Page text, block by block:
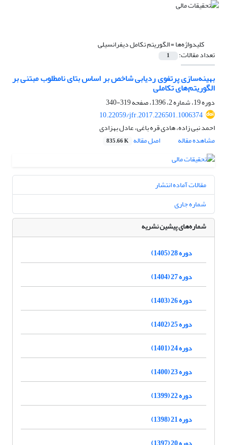
کلیدواژه‌ها =الگوریتم تکامل دیفرانسیلی
تعداد مقالات: 1
بهینه‌سازی پرتفوی ردیابی شاخص بر اساس بتای نامطلوب مبتنی بر
الگوریتم‌های تکاملی
دوره 19، شماره 2، 1396، صفحه
319-340
10.22059/jfr.2017.226501.1006374
احمد نبی زاده، هادی قره باغی، عادل بهزادی
مشاهده مقاله
اصل مقاله 835.66 K
مقالات آماده انتشار
شماره جاری
شماره‌های پیشین نشریه
دوره 28 (1405)
دوره 27 (1404)
دوره 26 (1403)
دوره 25 (1402)
دوره 24 (1401)
دوره 23 (1400)
دوره 22 (1399)
دوره 21 (1398)